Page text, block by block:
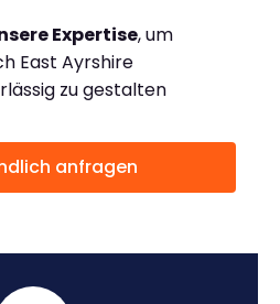
Expertise, um
East Ayrshire
zu gestalten
anfragen